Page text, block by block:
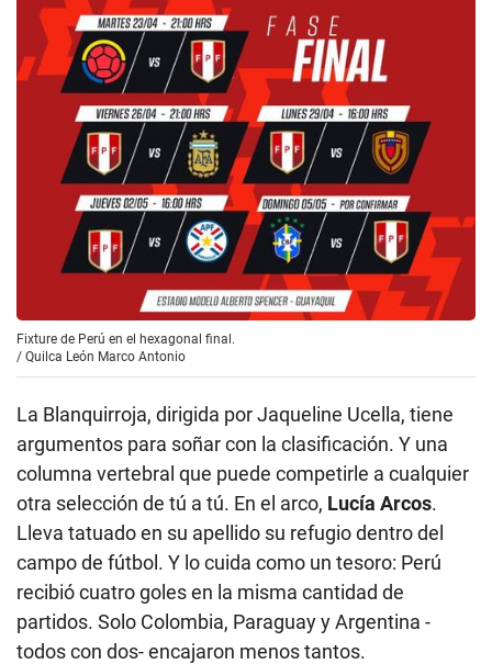
Fixture de Perú en el hexagonal final.
/ Quilca León Marco Antonio
La Blanquirroja, dirigida por Jaqueline Ucella, tiene
argumentos para soñar con la clasificación. Y una
columna vertebral que puede competirle a cualquier
otra selección de tú a tú. En el arco, Lucía Arcos.
Lleva tatuado en su apellido su refugio dentro del
campo de fútbol. Y lo cuida como un tesoro: Perú
recibió cuatro goles en la misma cantidad de
partidos. Solo Colombia, Paraguay y Argentina -
todos con dos- encajaron menos tantos.